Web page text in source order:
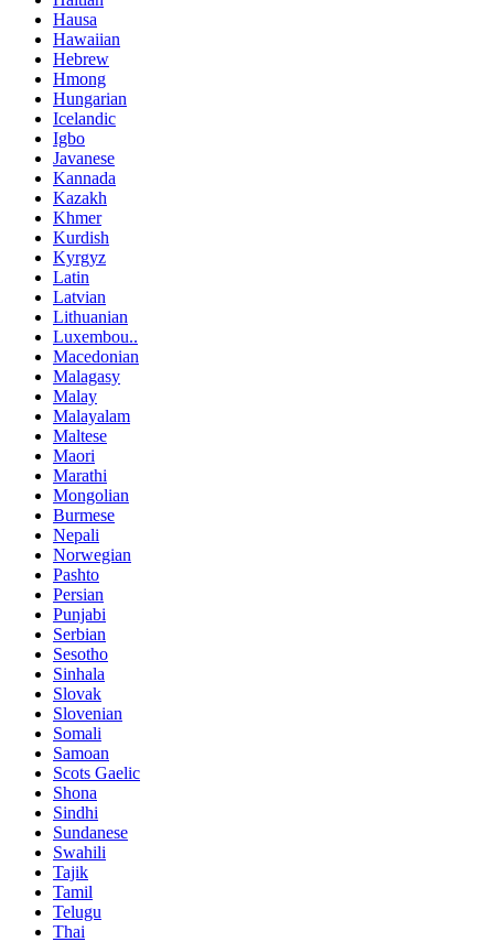
Hausa
Hawaiian
Hebrew
Hmong
Hungarian
Icelandic
Igbo
Javanese
Kannada
Kazakh
Khmer
Kurdish
Kyrgyz
Latin
Latvian
Lithuanian
Luxembou..
Macedonian
Malagasy
Malay
Malayalam
Maltese
Maori
Marathi
Mongolian
Burmese
Nepali
Norwegian
Pashto
Persian
Punjabi
Serbian
Sesotho
Sinhala
Slovak
Slovenian
Somali
Samoan
Scots Gaelic
Shona
Sindhi
Sundanese
Swahili
Tajik
Tamil
Telugu
Thai